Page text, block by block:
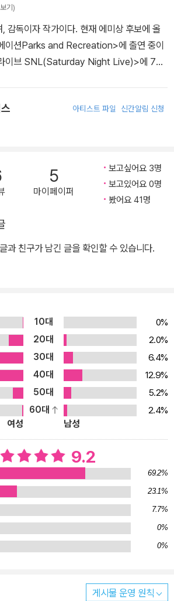
기)
감독이자 작가이다. 현재 에미상 후보에 올
이션Parks and Recreation>에 출연 중이
이브 SNL(Saturday Night Live)>에 7시
아티스트 파일 신간알림 신청
5
마이페이퍼
보고싶어요 3명
보고있어요 0명
봤어요 41명
과 친구가 남긴 글을 확인할 수 있습니다.
10대
0%
20대
2.0%
30대
6.4%
40대
12.9%
50대
5.2%
60대
2.4%
여성
남성
9.2
69.2%
23.1%
7.7%
0%
0%
게시물 운영 원칙